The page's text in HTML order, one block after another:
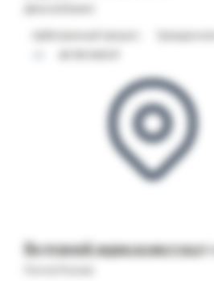
Ведущий юрисконсульт